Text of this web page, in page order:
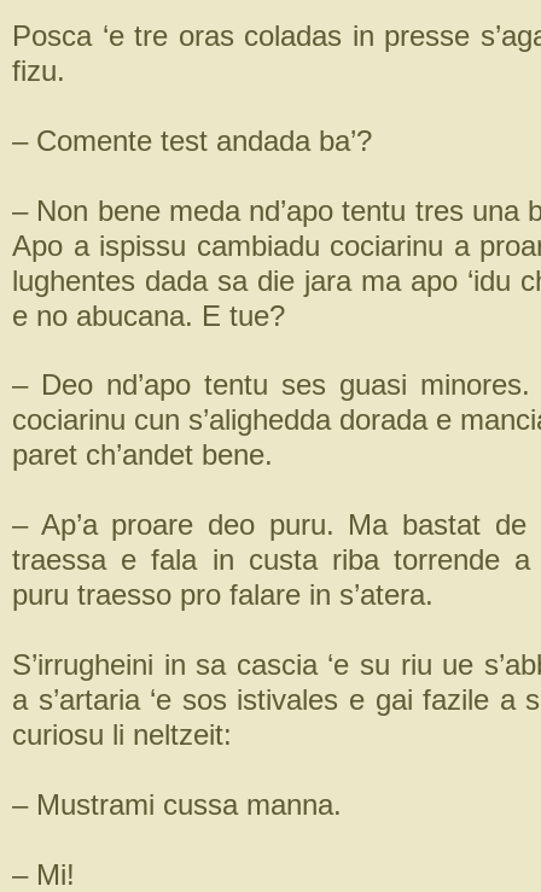
Posca ‘e tre oras coladas in presse
fizu.
– Comente test andada ba’?
– Non bene meda nd’apo tentu tres una
Apo a ispissu cambiadu cociarinu a
lughentes dada sa die jara ma apo ‘idu
e no abucana. E tue?
– Deo nd’apo tentu ses guasi
cociarinu cun s’alighedda dorada e
paret ch’andet bene.
– Ap’a proare deo puru. Ma bastat de
traessa e fala in custa riba torrende
puru traesso pro falare in s’atera.
S’irrugheini in sa cascia ‘e su riu ue
a s’artaria ‘e sos istivales e gai fazile a
curiosu li neltzeit:
– Mustrami cussa manna.
– Mi!